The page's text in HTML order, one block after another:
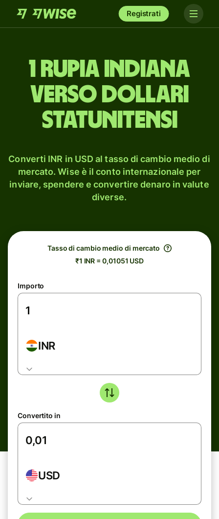
Registrati
1 rupia indiana
verso dollari
statunitensi
Converti INR in USD al tasso di cambio medio di
mercato. Wise è il conto internazionale per
inviare, spendere e convertire denaro in valute
diverse.
Tasso di cambio medio di mercato
₹1 INR = 0,01051 USD
Importo
INR
Convertito in
USD